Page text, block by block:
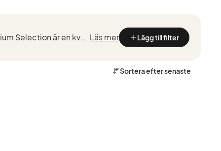
Kvalitetstestade BMW med marknadsledande garantier från de som kan BMW bäst. BMW Premium Selection är en kvalitetssäkring vid köp av en begagnad BMW, framtaget för ett smidigt, tryggt och bekymmersfri... Läs mer Lägg till filter
Sortera eftersenaste